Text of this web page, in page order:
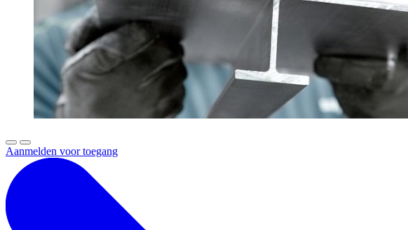
Aanmelden voor toegang